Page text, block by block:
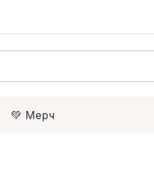
💚 Мерч